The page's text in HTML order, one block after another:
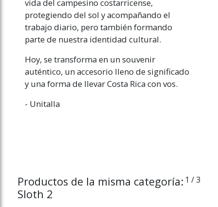
vida del campesino costarricense,
protegiendo del sol y acompañando el
trabajo diario, pero también formando
parte de nuestra identidad cultural.
Hoy, se transforma en un souvenir
auténtico, un accesorio lleno de significado
y una forma de llevar Costa Rica con vos.
- Unitalla
Productos de la misma categoría:
Sloth 2
1 / 3